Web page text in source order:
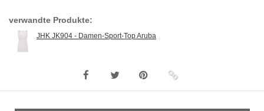
verwandte Produkte:
JHK JK904 - Damen-Sport-Top Aruba